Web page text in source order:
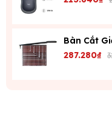
Bàn Cắt
287.280₫